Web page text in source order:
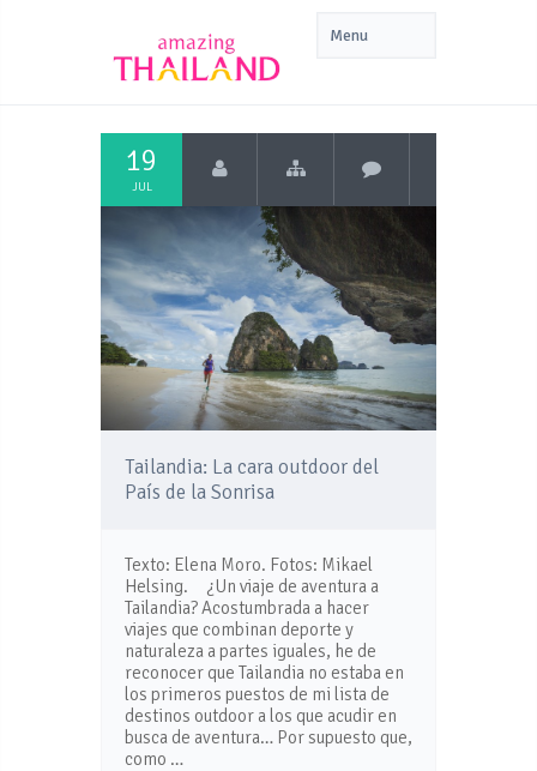
19
JUL
Tailandia: La cara outdoor del
País de la Sonrisa
Texto: Elena Moro. Fotos: Mikael
Helsing. ¿Un viaje de aventura a
Tailandia? Acostumbrada a hacer
viajes que combinan deporte y
naturaleza a partes iguales, he de
reconocer que Tailandia no estaba en
los primeros puestos de mi lista de
destinos outdoor a los que acudir en
busca de aventura… Por supuesto que,
como …